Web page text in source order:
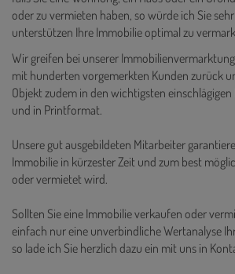
oder zu vermieten haben, so würde ich Sie
unterstützen Ihre Immobilie optimal zu
Wir greifen bei unserer
mit hunderten vorgemerkten Kunden zurück
Objekt zudem in den wichtigsten
und in Printformat.
Unsere gut ausgebildeten Mitarbeiter
Immobilie in kürzester Zeit und zum best
oder vermietet wird.
Sollten Sie eine Immobilie verkaufen oder
einfach nur eine unverbindliche Wertanalyse
so lade ich Sie herzlich dazu ein mit uns in